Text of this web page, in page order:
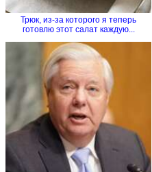
Трюк, из-за которого я теперь
готовлю этот салат каждую...